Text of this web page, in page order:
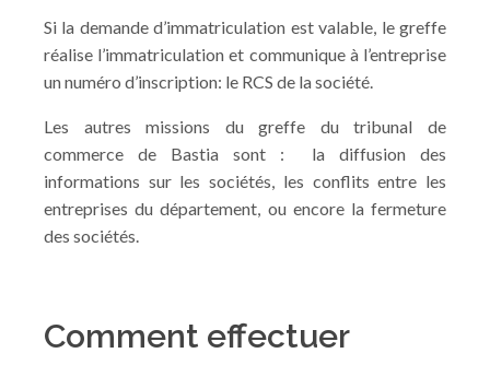
Si la demande d’immatriculation est valable, le greffe
réalise l’immatriculation et communique à l’entreprise
un numéro d’inscription: le RCS de la société.
Les autres missions du greffe du tribunal de
commerce de Bastia sont : la diffusion des
informations sur les sociétés, les conflits entre les
entreprises du département, ou encore la fermeture
des sociétés.
Comment effectuer